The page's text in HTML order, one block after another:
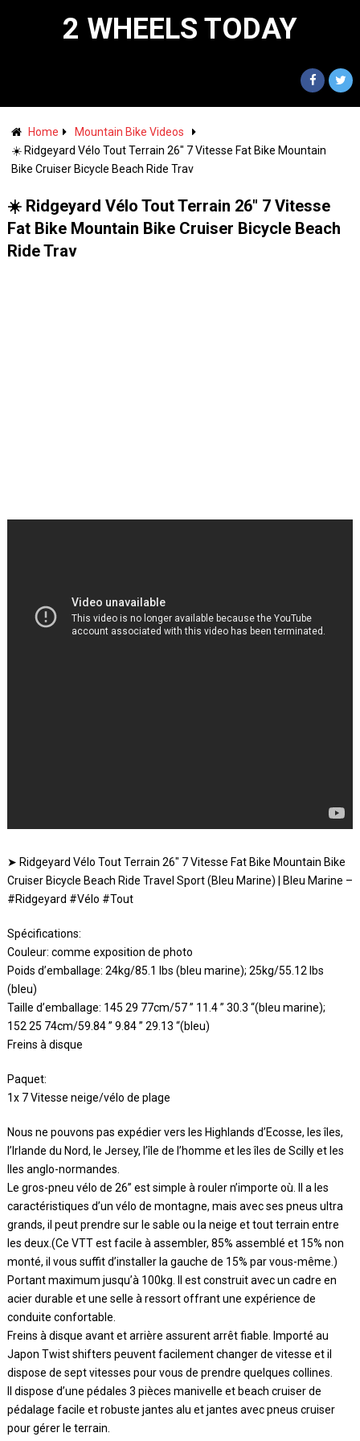
2 WHEELS TODAY
Home
Mountain Bike Videos
☀️ Ridgeyard Vélo Tout Terrain 26" 7 Vitesse Fat Bike Mountain
Bike Cruiser Bicycle Beach Ride Trav
☀️ Ridgeyard Vélo Tout Terrain 26" 7 Vitesse
Fat Bike Mountain Bike Cruiser Bicycle Beach
Ride Trav
➤ Ridgeyard Vélo Tout Terrain 26″ 7 Vitesse Fat Bike Mountain Bike
Cruiser Bicycle Beach Ride Travel Sport (Bleu Marine) | Bleu Marine –
#Ridgeyard #Vélo #Tout
Spécifications:
Couleur: comme exposition de photo
Poids d’emballage: 24kg/85.1 lbs (bleu marine); 25kg/55.12 lbs
(bleu)
Taille d’emballage: 145 29 77cm/57 ” 11.4 ” 30.3 “(bleu marine);
152 25 74cm/59.84 ” 9.84 ” 29.13 “(bleu)
Freins à disque
Paquet:
1x 7 Vitesse neige/vélo de plage
Nous ne pouvons pas expédier vers les Highlands d’Ecosse, les îles,
l’Irlande du Nord, le Jersey, l’île de l’homme et les îles de Scilly et les
Iles anglo-normandes.
Le gros-pneu vélo de 26” est simple à rouler n’importe où. Il a les
caractéristiques d’un vélo de montagne, mais avec ses pneus ultra
grands, il peut prendre sur le sable ou la neige et tout terrain entre
les deux.(Ce VTT est facile à assembler, 85% assemblé et 15% non
monté, il vous suffit d’installer la gauche de 15% par vous-même.)
Portant maximum jusqu’à 100kg. Il est construit avec un cadre en
acier durable et une selle à ressort offrant une expérience de
conduite confortable.
Freins à disque avant et arrière assurent arrêt fiable. Importé au
Japon Twist shifters peuvent facilement changer de vitesse et il
dispose de sept vitesses pour vous de prendre quelques collines.
Il dispose d’une pédales 3 pièces manivelle et beach cruiser de
pédalage facile et robuste jantes alu et jantes avec pneus cruiser
pour gérer le terrain.